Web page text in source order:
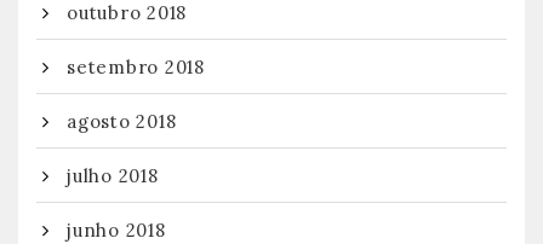
outubro 2018
setembro 2018
agosto 2018
julho 2018
junho 2018